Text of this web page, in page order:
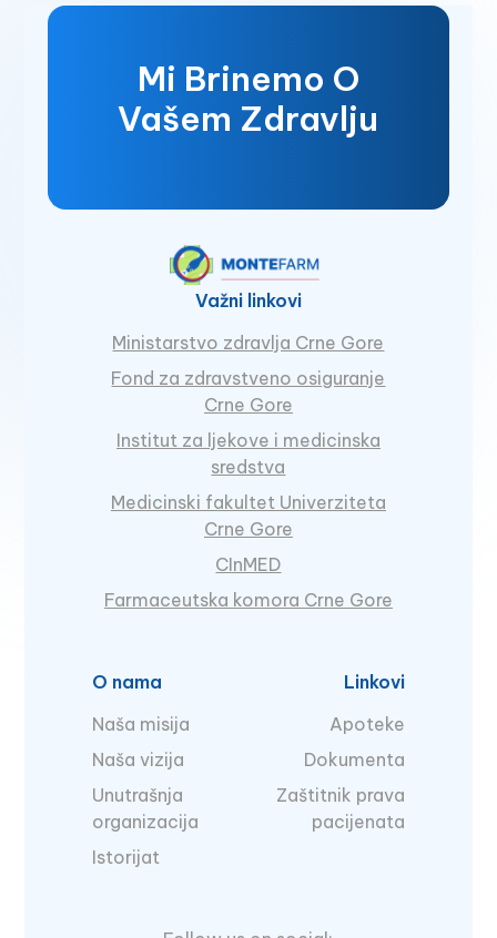
Mi Brinemo O
Vašem Zdravlju
Važni linkovi
Ministarstvo zdravlja Crne Gore
Fond za zdravstveno osiguranje
Crne Gore
Institut za ljekove i medicinska
sredstva
Medicinski fakultet Univerziteta
Crne Gore
CInMED
Farmaceutska komora Crne Gore
O nama
Naša misija
Naša vizija
Unutrašnja
organizacija
Istorijat
Linkovi
Apoteke
Dokumenta
Zaštitnik prava
pacijenata